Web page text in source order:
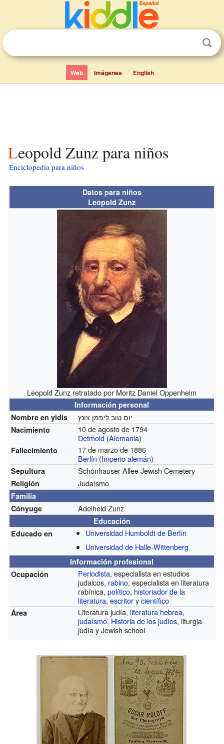
Web Imágenes English
Leopold Zunz para niños
Enciclopedia para niños
Datos para niños
Leopold Zunz
Leopold Zunz retratado por Moritz Daniel Oppenheim
Información personal
Nombre en yidis
יום טוב ליפמן צונץ
Nacimiento
10 de agosto de 1794
Detmold (Alemania)
Fallecimiento
17 de marzo de 1886
Berlín (Imperio alemán)
Sepultura Schönhauser Allee Jewish Cemetery
Religión Judaísmo
Familia
Cónyuge
Adelheid Zunz
Educación
Educado en
Universidad Humboldt de Berlín
Universidad de Halle-Wittenberg
Información profesional
Ocupación
Periodista, especialista en estudios
judaicos, rabino, especialista en literatura
rabínica,político, historiador de la
literatura,escritorycientífico
Área Literatura judía, literatura hebrea,
judaísmo, Historia de los judíos, liturgia
judía y Jewish school